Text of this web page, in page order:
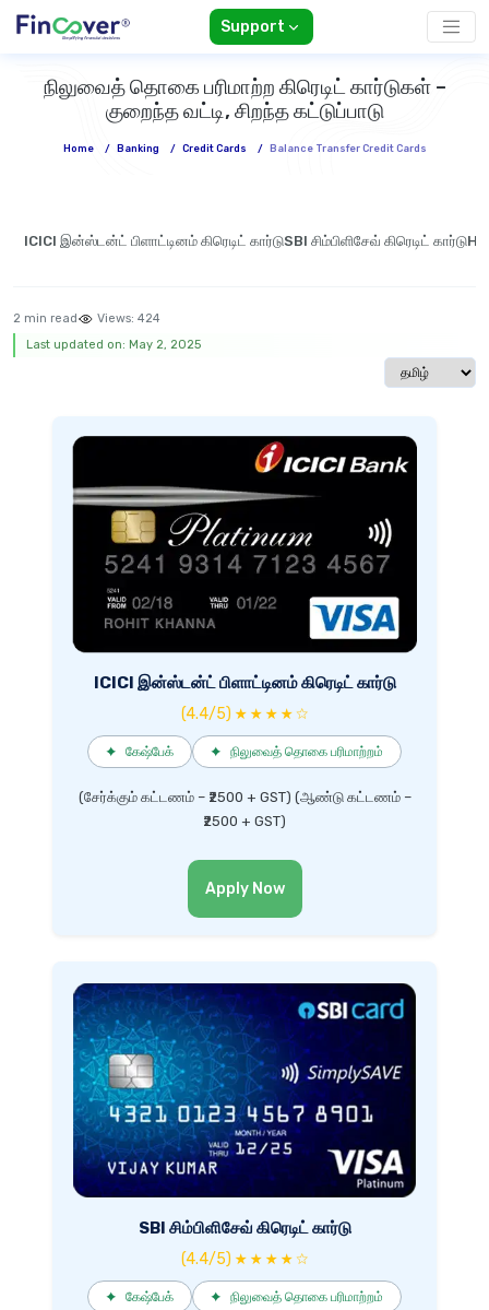
Support
நிலுவைத் தொகை பரிமாற்ற கிரெடிட் கார்டுகள் –
குறைந்த வட்டி, சிறந்த கட்டுப்பாடு
Home / Banking / Credit Cards / Balance Transfer Credit Cards
ICICI இன்ஸ்டன்ட் பிளாட்டினம் கிரெடிட் கார்டுSBI சிம்பிளிசேவ் கிரெடிட் கார்டு
2 min read Views: 424
Last updated on: May 2, 2025
Select
ICICI இன்ஸ்டன்ட் பிளாட்டினம் கிரெடிட் கார்டு
(4.4/5) ★ ★ ★ ★ ☆
✦ கேஷ்பேக் ✦ நிலுவைத் தொகை பரிமாற்றம்
(சேர்க்கும் கட்டணம் – ₹2500 + GST) (ஆண்டு கட்டணம் –
₹2500 + GST)
Apply Now
SBI சிம்பிளிசேவ் கிரெடிட் கார்டு
(4.4/5) ★ ★ ★ ★ ☆
✦ கேஷ்பேக் ✦ நிலுவைத் தொகை பரிமாற்றம்